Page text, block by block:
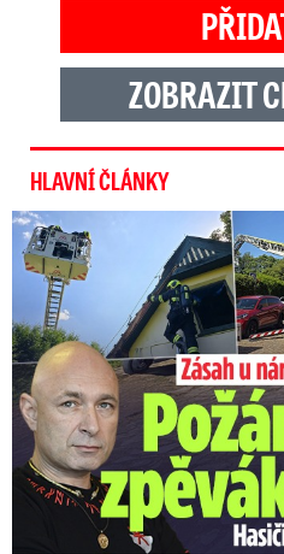
ZOBRAZIT
HLAVNÍ ČLÁNKY
U Daniela Landy hořelo! Hasiči